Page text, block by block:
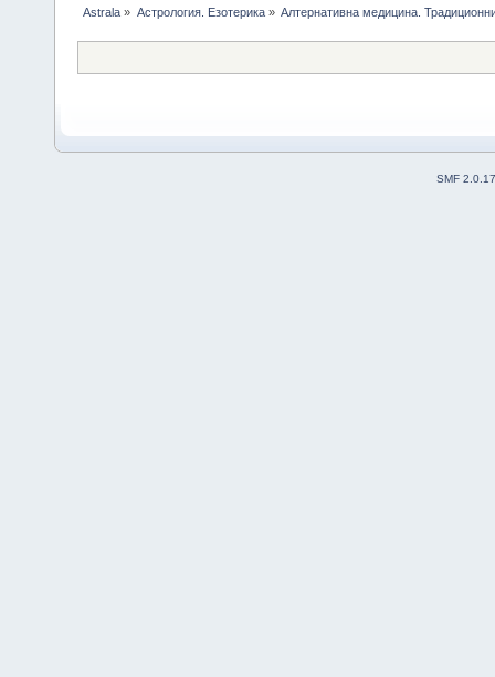
Astrala » Астрология. Езотерика» Алтернативна медицина.
SMF 2.0.17